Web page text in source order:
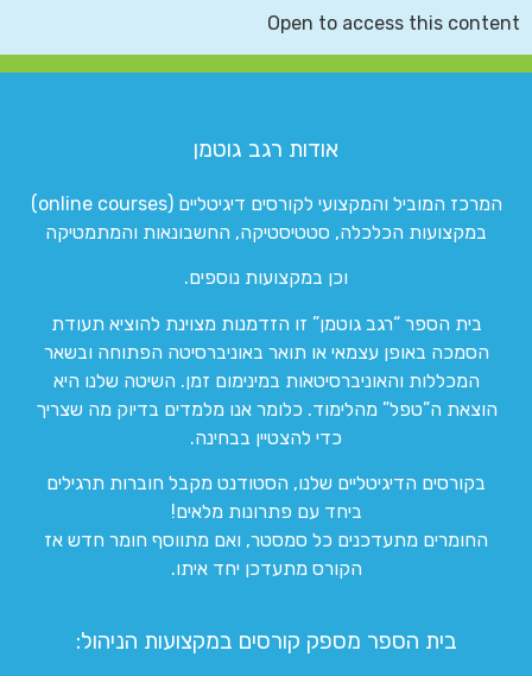
Open to access this content
אודות רגב גוטמן
המרכז המוביל והמקצועי לקורסים דיגיטליים (online courses)
במקצועות הכלכלה, סטטיסטיקה, החשבונאות והמתמטיקה
וכן במקצועות נוספים.
בית הספר “רגב גוטמן” זו הזדמנות מצוינת להוציא תעודת
הסמכה באופן עצמאי או תואר באוניברסיטה הפתוחה ובשאר
המכללות והאוניברסיטאות במינימום זמן. השיטה שלנו היא
הוצאת ה”טפל” מהלימוד. כלומר אנו מלמדים בדיוק מה שצריך
כדי להצטיין בבחינה.
בקורסים הדיגיטליים שלנו, הסטודנט מקבל חוברות תרגילים
ביחד עם פתרונות מלאים!
החומרים מתעדכנים כל סמסטר, ואם מתווסף חומר חדש אז
הקורס מתעדכן יחד איתו.
בית הספר מספק קורסים במקצועות הניהול: